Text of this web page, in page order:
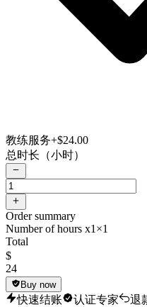
教练服务+$24.00
总时长（小时）
Order summary
Number of hours x1 ×1
Total
$
24
Buy now
快速结账 认证专家 退